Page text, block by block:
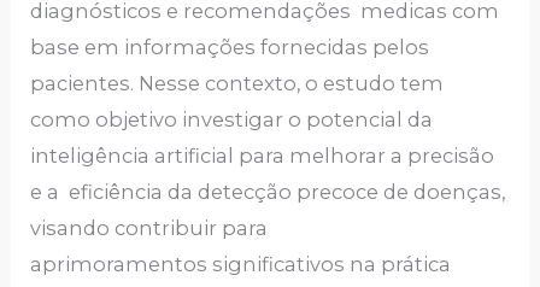
diagnósticos e recomendações medicas com
base em informações fornecidas pelos
pacientes. Nesse contexto, o estudo tem
como objetivo investigar o potencial da
inteligência artificial para melhorar a precisão
e a eficiência da detecção precoce de doenças,
visando contribuir para
aprimoramentos significativos na prática